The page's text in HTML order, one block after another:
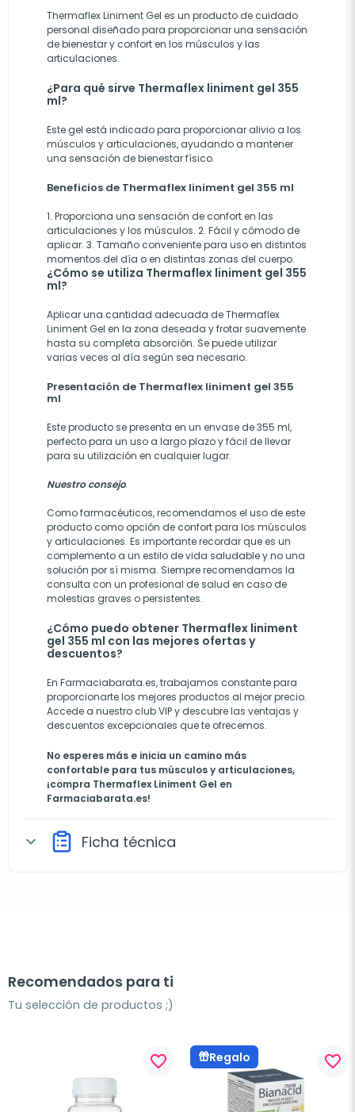
Thermaflex Liniment Gel es un producto de cuidado
personal diseñado para proporcionar una sensación
de bienestar y confort en los músculos y las
articulaciones.
¿Para qué sirve Thermaflex liniment gel 355
ml?
Este gel está indicado para proporcionar alivio a los
músculos y articulaciones, ayudando a mantener
una sensación de bienestar físico.
Beneficios de Thermaflex liniment gel 355 ml
1. Proporciona una sensación de confort en las
articulaciones y los músculos. 2. Fácil y cómodo de
aplicar. 3. Tamaño conveniente para uso en distintos
momentos del día o en distintas zonas del cuerpo.
¿Cómo se utiliza Thermaflex liniment gel 355
ml?
Aplicar una cantidad adecuada de Thermaflex
Liniment Gel en la zona deseada y frotar suavemente
hasta su completa absorción. Se puede utilizar
varias veces al día según sea necesario.
Presentación de Thermaflex liniment gel 355
ml
Este producto se presenta en un envase de 355 ml,
perfecto para un uso a largo plazo y fácil de llevar
para su utilización en cualquier lugar.
Nuestro consejo
Como farmacéuticos, recomendamos el uso de este
producto como opción de confort para los músculos
y articulaciones. Es importante recordar que es un
complemento a un estilo de vida saludable y no una
solución por sí misma. Siempre recomendamos la
consulta con un profesional de salud en caso de
molestias graves o persistentes.
¿Cómo puedo obtener Thermaflex liniment
gel 355 ml con las mejores ofertas y
descuentos?
En Farmaciabarata.es, trabajamos constante para
proporcionarte los mejores productos al mejor precio.
Accede a nuestro club VIP y descubre las ventajas y
descuentos excepcionales que te ofrecemos.
No esperes más e inicia un camino más
confortable para tus músculos y articulaciones,
¡compra Thermaflex Liniment Gel en
Farmaciabarata.es!
expand_more Ficha técnica
Recomendados para ti
Tu selección de productos ;)
favorite_border Regalo favorite_border